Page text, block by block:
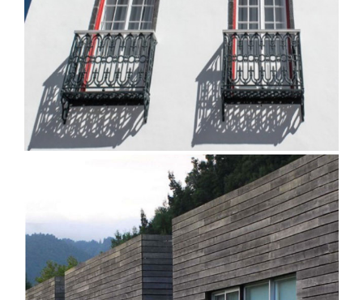
Santa Barbara Eco Beach Resort